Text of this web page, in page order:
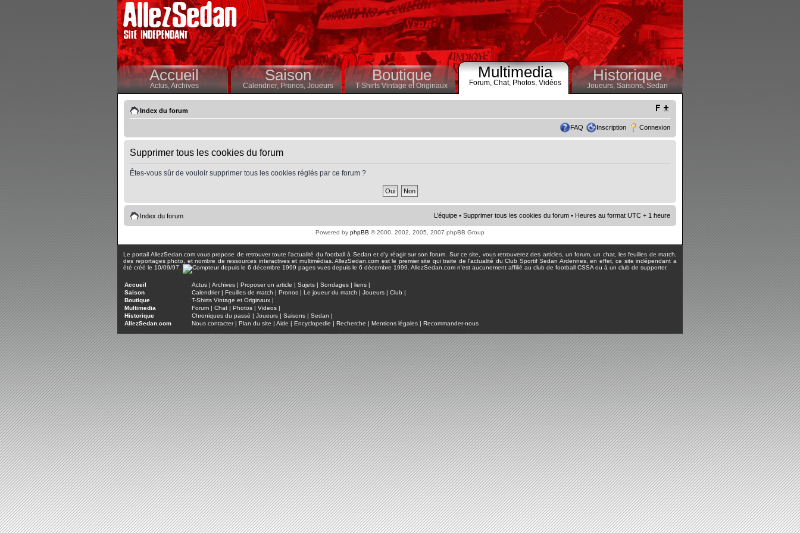
Accueil
Actus,Archives
Saison
Calendrier,Pronos, Joueurs
Boutique
T-Shirts Vintage et Originaux
Multimedia
Forum, Chat, Photos, Vidéos Historique
Joueurs, Saisons,Sedan
Index du forum
FAQ Inscription Connexion
Supprimer tous les cookies du forum
Êtes-vous sûr de vouloir supprimer tous les cookies réglés par ce forum ?
Index du forum L’équipe • Supprimer tous les cookies du forum • Heures au format UTC + 1 heure
Powered by phpBB © 2000, 2002, 2005, 2007 phpBB Group
Le portail AllezSedan.com vous propose de retrouver toute l'actualité du football à Sedan et d'y réagir sur son forum. Sur ce site, vous retrouverez des articles, un forum, un chat, les feuilles de match,
des reportages photo, et nombre de ressources interactives et multimédias. AllezSedan.com est le premier site qui traite de l'actualité du Club Sportif Sedan Ardennes, en effet, ce site indépendant a
été créé le 10/09/97.
pages vues depuis le 6 décembre 1999. AllezSedan.com n'est aucunement affilié au club de football CSSA ou à un club de supporter.
Accueil Actus | Archives | Proposer un article | Sujets | Sondages | liens |
Saison
Calendrier| Feuilles de match | Pronos | Le joueur du match | Joueurs | Club |
Boutique
T-Shirts Vintage et Originaux |
Multimedia
Forum | Chat | Photos | Videos |
Historique
Chroniques du passé | Joueurs | Saisons | Sedan |
AllezSedan.com
Nous contacter| Plan du site | Aide | Encyclopedie | Recherche | Mentions légales | Recommander-nous